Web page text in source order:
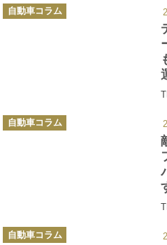
カ
テ
自動車コラム
カ
テ
自動車コラム
カ
テ
自動車コラム